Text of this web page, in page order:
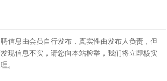
信息由会员自行发布，真实性由发布人负责，但
现信息不实，请您向本站检举，我们将立即核实
。